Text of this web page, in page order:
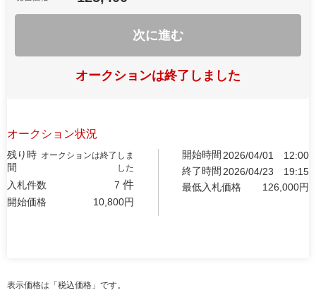
次に進む
オークションは終了しました
オークション状況
残り時
間
オークションは終了しま
した
入札件数 7 件
開始価格 10,800円
開始時間 2026/04/01
12:00
終了時間 2026/04/23
19:15
最低入札価格
126,000円
表示価格は「税込価格」です。